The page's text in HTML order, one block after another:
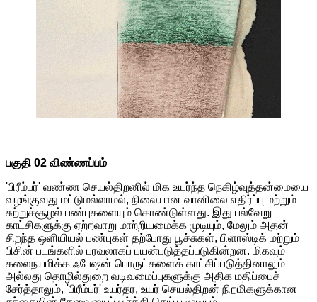
பகுதி 02 விண்ணப்பம்
'பிரீம்பர்' வண்ண செயல்திறனில் மிக உயர்ந்த நெகிழ்வுத்தன்மையை
வழங்குவது மட்டுமல்லாமல், நிலையான வானிலை எதிர்ப்பு மற்றும்
சுற்றுச்சூழல் பண்புகளையும் கொண்டுள்ளது. இது பல்வேறு
காட்சிகளுக்கு ஏற்றவாறு மாற்றியமைக்க முடியும், மேலும் அதன்
சிறந்த ஒளியியல் பண்புகள் தற்போது பூச்சுகள், பிளாஸ்டிக் மற்றும்
பிசின் படங்களில் பரவலாகப் பயன்படுத்தப்படுகின்றன. மிகவும்
கலைநயமிக்க ஃபேஷன் பொருட்களைக் காட்சிப்படுத்தினாலும்
அல்லது தொழில்துறை வடிவமைப்புகளுக்கு அதிக மதிப்பைச்
சேர்த்தாலும், 'பிரீம்பர்' உயர்தர, உயர் செயல்திறன் நிறமிகளுக்கான